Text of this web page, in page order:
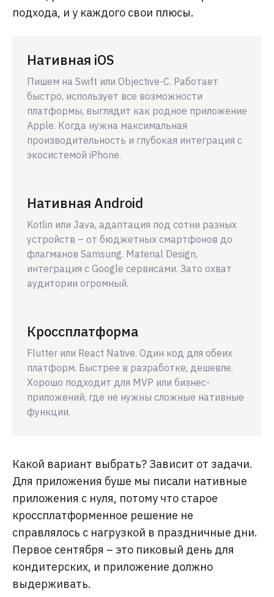
подхода, и у каждого свои плюсы.
Нативная iOS
Пишем на Swift или Objective-C. Работает
быстро, использует все возможности
платформы, выглядит как родное приложение
Apple. Когда нужна максимальная
производительность и глубокая интеграция с
экосистемой iPhone.
Нативная Android
Kotlin или Java, адаптация под сотни разных
устройств – от бюджетных смартфонов до
флагманов Samsung. Material Design,
интеграция с Google сервисами. Зато охват
аудитории огромный.
Кроссплатформа
Flutter или React Native. Один код для обеих
платформ. Быстрее в разработке, дешевле.
Хорошо подходит для MVP или бизнес-
приложений, где не нужны сложные нативные
функции.
Какой вариант выбрать? Зависит от задачи.
Для приложения буше мы писали нативные
приложения с нуля, потому что старое
кроссплатформенное решение не
справлялось с нагрузкой в праздничные дни.
Первое сентября – это пиковый день для
кондитерских, и приложение должно
выдерживать.